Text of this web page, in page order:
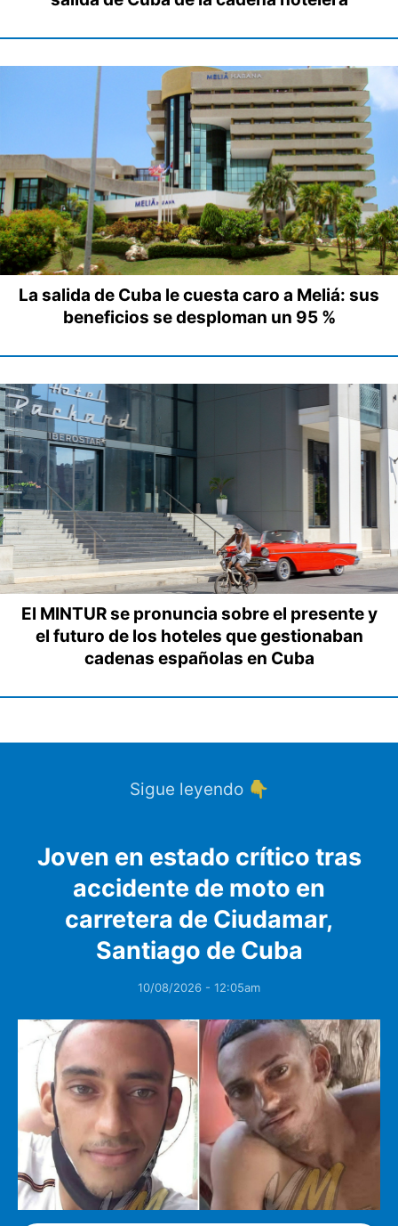
La salida de Cuba le cuesta caro a Meliá: sus
beneficios se desploman un 95 %
El MINTUR se pronuncia sobre el presente y
el futuro de los hoteles que gestionaban
cadenas españolas en Cuba
Sigue leyendo 👇